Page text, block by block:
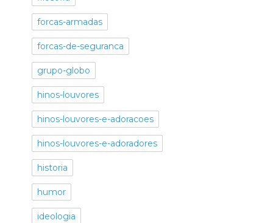
forcas-armadas
forcas-de-seguranca
grupo-globo
hinos-louvores
hinos-louvores-e-adoracoes
hinos-louvores-e-adoradores
historia
humor
ideologia